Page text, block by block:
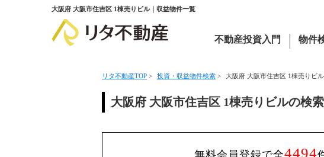
大阪府 大阪市住吉区 1棟売りビル｜収益物件一覧
不動産投資入門 物件
リタ不動産TOP > 投資・収益物件検索 > 大阪府 大阪市住吉区 1棟売りビ
大阪府 大阪市住吉区 1棟売りビルの検
無料会員登録で全4494